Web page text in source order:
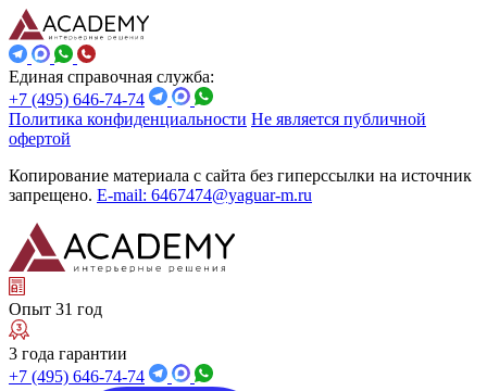
Единая справочная служба:
+7 (495) 646-74-74
Политика конфиденциальности Не является публичной
офертой
Копирование материала с сайта без гиперссылки на источник
запрещено. E-mail: 6467474@yaguar-m.ru
Опыт 31 год
3 года гарантии
+7 (495) 646-74-74